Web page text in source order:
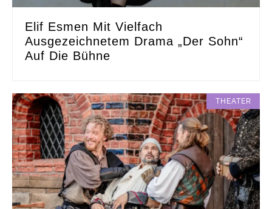
Elif Esmen Mit Vielfach
Ausgezeichnetem Drama „Der Sohn“
Auf Die Bühne
THEATER